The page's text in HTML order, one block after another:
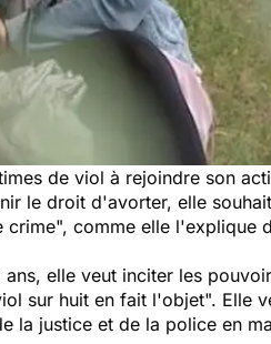
de viol à rejoindre son
le droit d'avorter, elle
comme elle l'explique
elle veut inciter les
sur huit en fait l'objet". Elle
la justice et de la police en